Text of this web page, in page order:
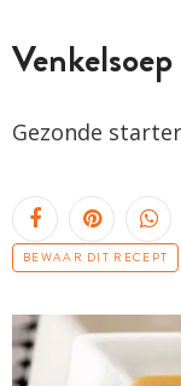
Venkelsoep
Gezonde starter
BEWAAR DIT RECEPT